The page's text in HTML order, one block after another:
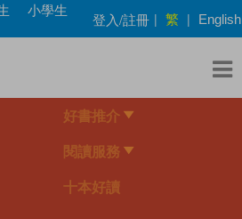
小學生
登入/註冊 | 繁 | English
好書推介
閱讀服務
十本好讀